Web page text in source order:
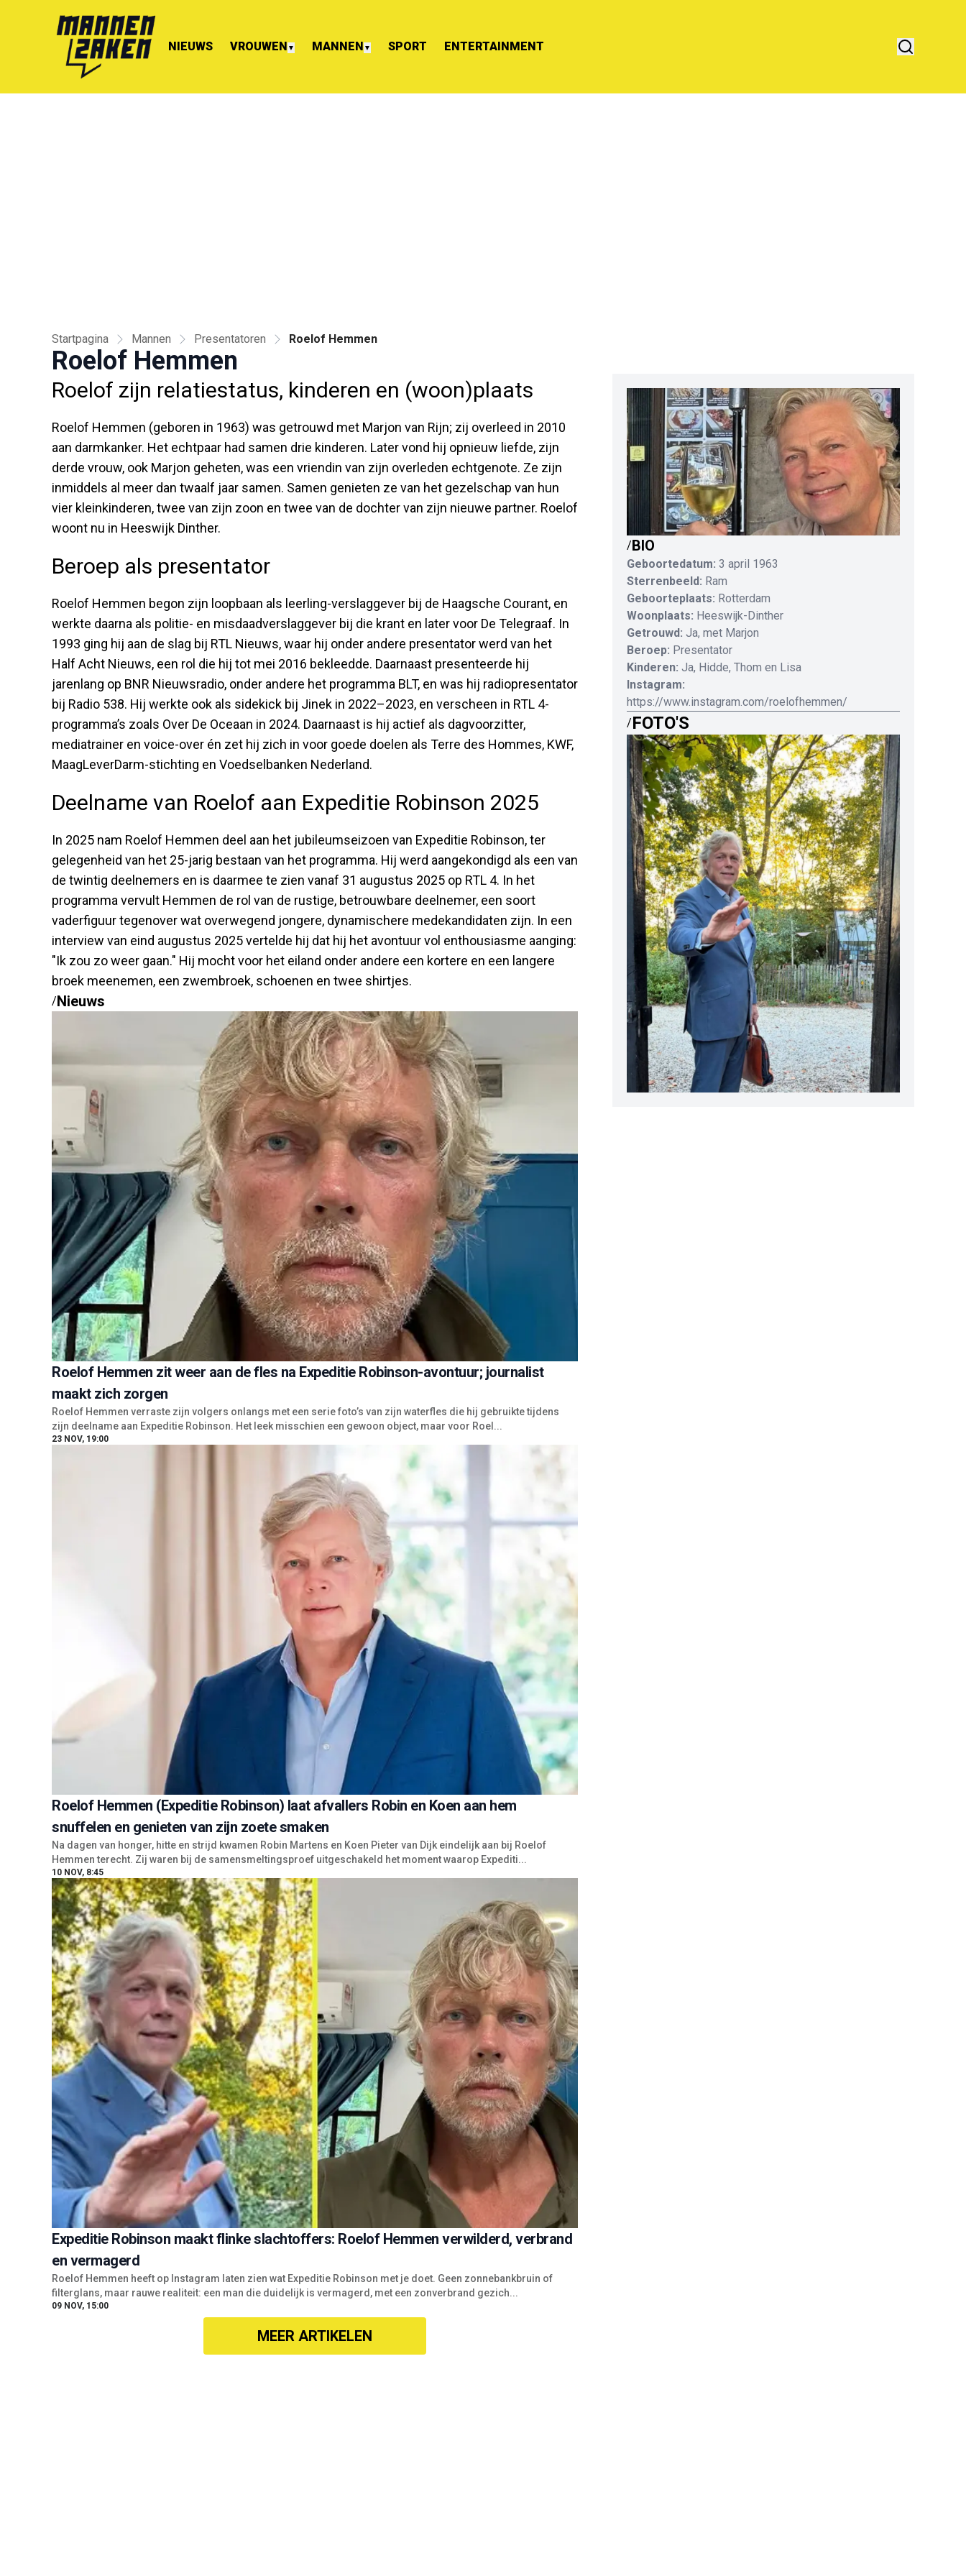
NIEUWS VROUWEN ▼ MANNEN ▼ SPORT ENTERTAINMENT
Startpagina Mannen Presentatoren Roelof Hemmen
Roelof Hemmen
Roelof zijn relatiestatus, kinderen en (woon)plaats
Roelof Hemmen (geboren in 1963) was getrouwd met Marjon van Rijn; zij overleed in 2010
aan darmkanker. Het echtpaar had samen drie kinderen. Later vond hij opnieuw liefde, zijn
derde vrouw, ook Marjon geheten, was een vriendin van zijn overleden echtgenote. Ze zijn
inmiddels al meer dan twaalf jaar samen. Samen genieten ze van het gezelschap van hun
vier klein­kinderen, twee van zijn zoon en twee van de dochter van zijn nieuwe partner. Roelof
woont nu in Heeswijk Dinther.
Beroep als presentator
Roelof Hemmen begon zijn loopbaan als leerling-verslaggever bij de Haagsche Courant, en
werkte daarna als politie- en misdaadverslaggever bij die krant en later voor De Telegraaf. In
1993 ging hij aan de slag bij RTL Nieuws, waar hij onder andere presentator werd van het
Half Acht Nieuws, een rol die hij tot mei 2016 bekleedde. Daarnaast presenteerde hij
jarenlang op BNR Nieuwsradio, onder andere het programma BLT, en was hij radiopresentator
bij Radio 538. Hij werkte ook als sidekick bij Jinek in 2022–2023, en verscheen in RTL 4-
programma’s zoals Over De Oceaan in 2024. Daarnaast is hij actief als dagvoorzitter,
mediatrainer en voice-over én zet hij zich in voor goede doelen als Terre des Hommes, KWF,
MaagLeverDarm-stichting en Voedselbanken Nederland.
Deelname van Roelof aan Expeditie Robinson 2025
In 2025 nam Roelof Hemmen deel aan het jubileumseizoen van Expeditie Robinson, ter
gelegenheid van het 25-jarig bestaan van het programma. Hij werd aangekondigd als een van
de twintig deelnemers en is daarmee te zien vanaf 31 augustus 2025 op RTL 4. In het
programma vervult Hemmen de rol van de rustige, betrouwbare deelnemer, een soort
vaderfiguur tegenover wat overwegend jongere, dynamischere medekandidaten zijn. In een
interview van eind augustus 2025 vertelde hij dat hij het avontuur vol enthousiasme aanging:
"Ik zou zo weer gaan." Hij mocht voor het eiland onder andere een kortere en een langere
broek meenemen, een zwembroek, schoenen en twee shirtjes.
/Nieuws
Roelof Hemmen zit weer aan de fles na Expeditie Robinson-avontuur; journalist
maakt zich zorgen
Roelof Hemmen verraste zijn volgers onlangs met een serie foto’s van zijn waterfles die hij gebruikte tijdens
zijn deelname aan Expeditie Robinson. Het leek misschien een gewoon object, maar voor Roel...
23 NOV, 19:00
Roelof Hemmen (Expeditie Robinson) laat afvallers Robin en Koen aan hem
snuffelen en genieten van zijn zoete smaken
Na dagen van honger, hitte en strijd kwamen Robin Martens en Koen Pieter van Dijk eindelijk aan bij Roelof
Hemmen terecht. Zij waren bij de samensmeltingsproef uitgeschakeld het moment waarop Expediti...
10 NOV, 8:45
Expeditie Robinson maakt flinke slachtoffers: Roelof Hemmen verwilderd, verbrand
en vermagerd
Roelof Hemmen heeft op Instagram laten zien wat Expeditie Robinson met je doet. Geen zonnebankbruin of
filterglans, maar rauwe realiteit: een man die duidelijk is vermagerd, met een zonverbrand gezich...
09 NOV, 15:00
MEER ARTIKELEN
/BIO
Geboortedatum: 3 april 1963
Sterrenbeeld: Ram
Geboorteplaats: Rotterdam
Woonplaats: Heeswijk-Dinther
Getrouwd: Ja, met Marjon
Beroep: Presentator
Kinderen: Ja, Hidde, Thom en Lisa
Instagram:
https://www.instagram.com/roelofhemmen/
/FOTO'S